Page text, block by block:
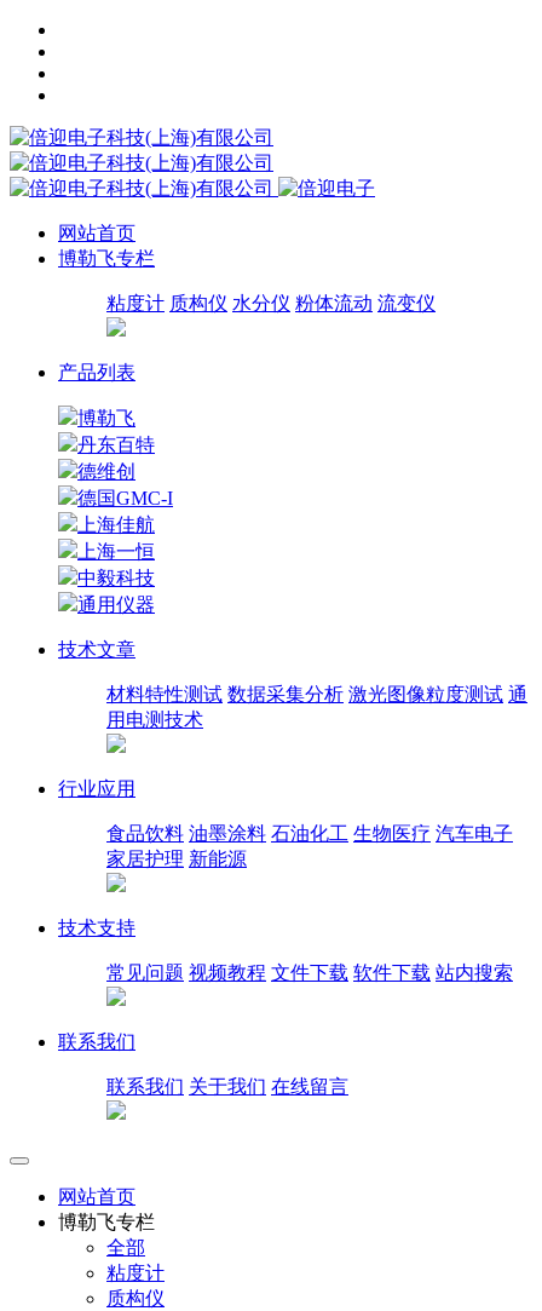
网站首页
博勒飞专栏
粘度计 质构仪 水分仪 粉体流动 流变仪
产品列表
博勒飞
丹东百特
德维创
德国GMC-I
上海佳航
上海一恒
中毅科技
通用仪器
技术文章
材料特性测试 数据采集分析 激光图像粒度测试 通
用电测技术
行业应用
食品饮料 油墨涂料 石油化工 生物医疗 汽车电子
家居护理 新能源
技术支持
常见问题 视频教程 文件下载 软件下载 站内搜索
联系我们
联系我们 关于我们 在线留言
网站首页
博勒飞专栏
全部
粘度计
质构仪